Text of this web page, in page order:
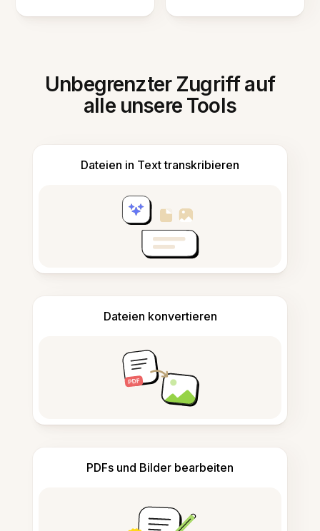
Unbegrenzter Zugriff auf
alle unsere Tools
Dateien in Text transkribieren
Dateien konvertieren
PDFs und Bilder bearbeiten